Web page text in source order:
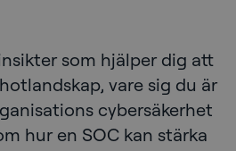
som hjälper dig att
vare sig du är
cybersäkerhet
hur en SOC kan stärka